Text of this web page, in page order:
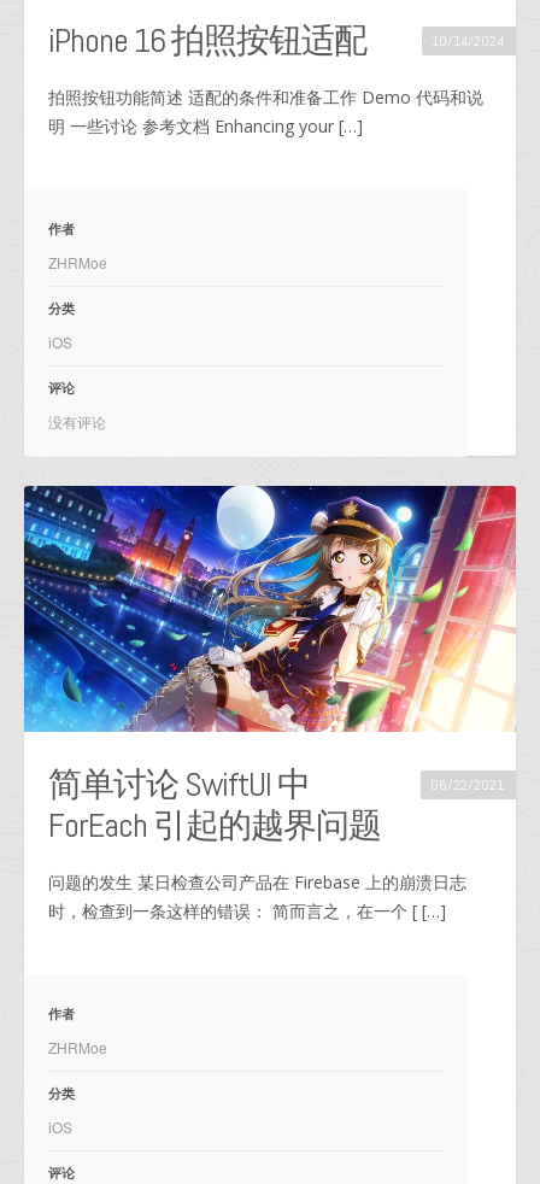
iPhone 16 拍照按钮适配 10/14/2024
拍照按钮功能简述 适配的条件和准备工作 Demo 代码和说
明 一些讨论 参考文档 Enhancing your […]
作者
ZHRMoe
分类
iOS
评论
没有评论
简单讨论 SwiftUI 中
ForEach 引起的越界问题
06/22/2021
问题的发生 某日检查公司产品在 Firebase 上的崩溃日志
时，检查到一条这样的错误： 简而言之，在一个 [ […]
作者
ZHRMoe
分类
iOS
评论